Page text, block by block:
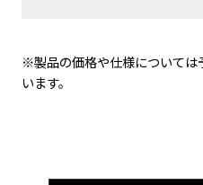
※製品の価格や仕様については
います。